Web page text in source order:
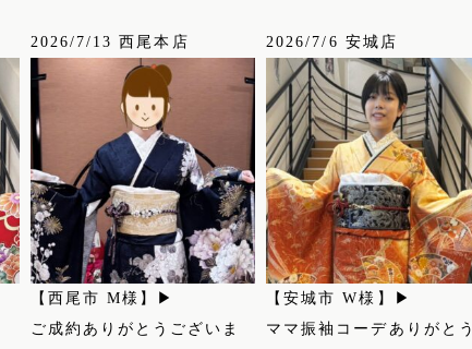
2026/7/13 西尾本店
【西尾市 M様】▶
ご成約ありがとうございま
2026/7/6 安城店
【安城市 W様】▶
ママ振袖コーデありがとう